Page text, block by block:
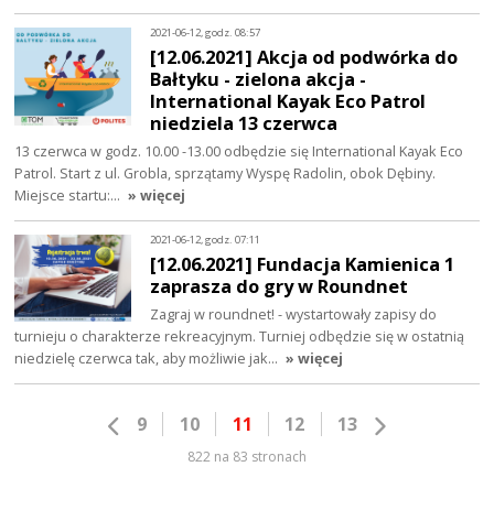
2021-06-12, godz. 08:57
[12.06.2021] Akcja od podwórka do
Bałtyku - zielona akcja -
International Kayak Eco Patrol
niedziela 13 czerwca
13 czerwca w godz. 10.00 -13.00 odbędzie się International Kayak Eco
Patrol. Start z ul. Grobla, sprzątamy Wyspę Radolin, obok Dębiny.
Miejsce startu:… » więcej
2021-06-12, godz. 07:11
[12.06.2021] Fundacja Kamienica 1
zaprasza do gry w Roundnet
Zagraj w roundnet! - wystartowały zapisy do
turnieju o charakterze rekreacyjnym. Turniej odbędzie się w ostatnią
niedzielę czerwca tak, aby możliwie jak… » więcej
9 10 11 12 13
822 na 83 stronach